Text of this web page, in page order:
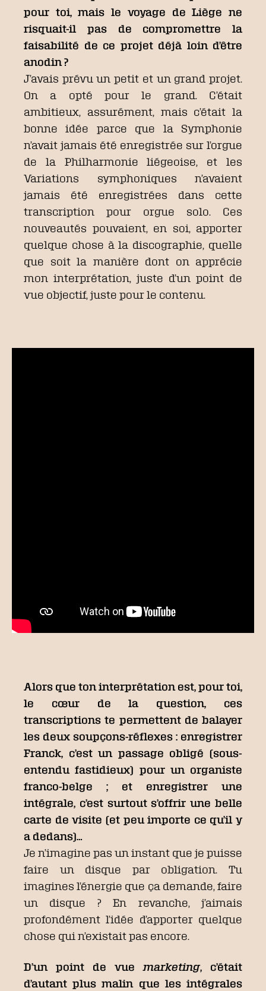
pour toi, mais le voyage de Liège ne
risquait-il pas de compromettre la
faisabilité de ce projet déjà loin d’être
anodin ?
J’avais prévu un petit et un grand projet.
On a opté pour le grand. C’était
ambitieux, assurément, mais c’était la
bonne idée parce que la Symphonie
n’avait jamais été enregistrée sur l’orgue
de la Philharmonie liégeoise, et les
Variations symphoniques n’avaient
jamais été enregistrées dans cette
transcription pour orgue solo. Ces
nouveautés pouvaient, en soi, apporter
quelque chose à la discographie, quelle
que soit la manière dont on apprécie
mon interprétation, juste d’un point de
vue objectif, juste pour le contenu.
Alors que ton interprétation est, pour toi,
le cœur de la question, ces
transcriptions te permettent de balayer
les deux soupçons-réflexes : enregistrer
Franck, c’est un passage obligé (sous-
entendu fastidieux) pour un organiste
franco-belge ; et enregistrer une
intégrale, c’est surtout s’offrir une belle
carte de visite (et peu importe ce qu’il y
a dedans)…
Je n’imagine pas un instant que je puisse
faire un disque par obligation. Tu
imagines l’énergie que ça demande, faire
un disque ? En revanche, j’aimais
profondément l’idée d’apporter quelque
chose qui n’existait pas encore.
D’un point de vuemarketing, c’était
d’autant plus malin que les intégrales